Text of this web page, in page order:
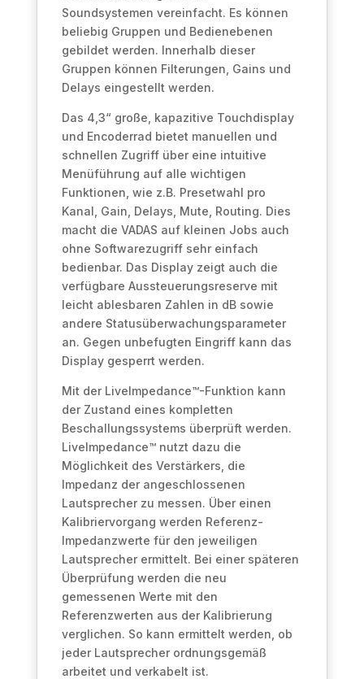
Soundsystemen vereinfacht. Es können
beliebig Gruppen und Bedienebenen
gebildet werden. Innerhalb dieser
Gruppen können Filterungen, Gains und
Delays eingestellt werden.
Das 4,3“ große, kapazitive Touchdisplay
und Encoderrad bietet manuellen und
schnellen Zugriff über eine intuitive
Menüführung auf alle wichtigen
Funktionen, wie z.B. Presetwahl pro
Kanal, Gain, Delays, Mute, Routing. Dies
macht die VADAS auf kleinen Jobs auch
ohne Softwarezugriff sehr einfach
bedienbar. Das Display zeigt auch die
verfügbare Aussteuerungsreserve mit
leicht ablesbaren Zahlen in dB sowie
andere Statusüberwachungsparameter
an. Gegen unbefugten Eingriff kann das
Display gesperrt werden.
Mit der LiveImpedance™-Funktion kann
der Zustand eines kompletten
Beschallungssystems überprüft werden.
LiveImpedance™ nutzt dazu die
Möglichkeit des Verstärkers, die
Impedanz der angeschlossenen
Lautsprecher zu messen. Über einen
Kalibriervorgang werden Referenz-
Impedanzwerte für den jeweiligen
Lautsprecher ermittelt. Bei einer späteren
Überprüfung werden die neu
gemessenen Werte mit den
Referenzwerten aus der Kalibrierung
verglichen. So kann ermittelt werden, ob
jeder Lautsprecher ordnungsgemäß
arbeitet und verkabelt ist.